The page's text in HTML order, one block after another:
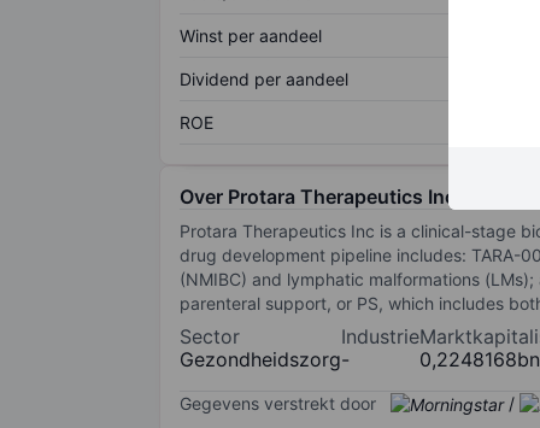
Winst per aandeel
Dividend per aandeel
ROE
Over Protara Therapeutics Inc.
Protara Therapeutics Inc is a clinical-stage
drug development pipeline includes: TARA-
(NMIBC) and lymphatic malformations
parenteral support, or PS, which includes
Sector
Gezondheidszorg
Industrie
-
0,2248168bn
Gegevens verstrekt door /